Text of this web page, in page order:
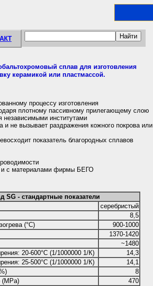
сплав для изготовления
керамикой или пластмассой.
процессу изготовления
плотному пассивному прилегающему слою
независимыми институтами
и не вызывает раздражения кожного покрова или
показатель благородных сплавов
и с материалами фирмы БЕГО
SG - стандартные показатели
серебристый
8,5
(°С)
900-1000
1370-1420
~1480
20-600°С (1/1000000 1/К)
14,3
25-500°С (1/1000000 1/К)
14,1
8
(MPa)
470